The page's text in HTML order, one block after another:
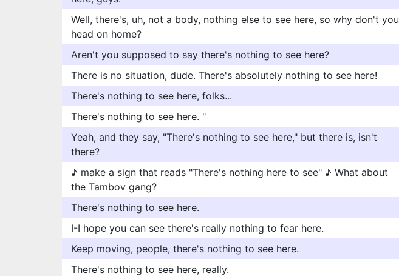
Well, there's, uh, not a body, nothing else to see here, so why don't you
head on home?
Aren't you supposed to say there's nothing to see here?
There is no situation, dude. There's absolutely nothing to see here!
There's nothing to see here, folks...
There's nothing to see here. "
Yeah, and they say, "There's nothing to see here," but there is, isn't
there?
♪ make a sign that reads "There's nothing here to see" ♪ What about
the Tambov gang?
There's nothing to see here.
I-I hope you can see there's really nothing to fear here.
Keep moving, people, there's nothing to see here.
There's nothing to see here, really.